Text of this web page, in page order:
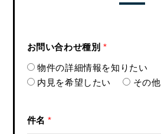
お問い合わせ種別 *
物件の詳細情報を知りたい
内見を希望したい
その他
件名*